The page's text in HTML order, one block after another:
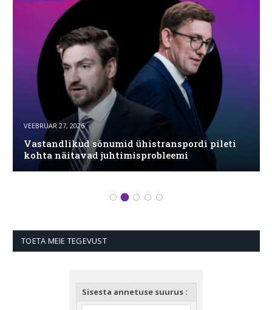
VEEBRUAR 27, 2026
Vastandlikud sõnumid ühistranspordi pileti
kohta näitavad juhtimisprobleemi
TOETA MEIE TEGEVUST
Sisesta annetuse suurus :